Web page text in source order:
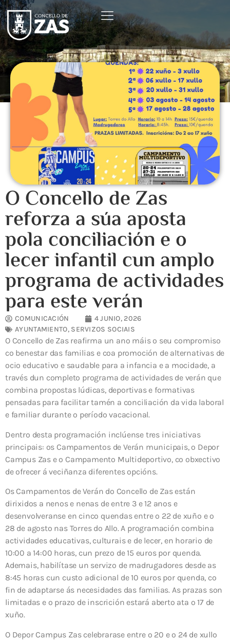
O Concello de Zas
reforza a súa aposta
pola conciliación e o
lecer infantil cun amplo
programa de actividades
para este verán
COMUNICACIÓN
4 JUNIO, 2026
AYUNTAMIENTO, SERVIZOS SOCIAIS
O Concello de Zas reafirma un ano máis o seu compromiso
co benestar das familias e coa promoción de alternativas de
ocio educativo e saudable para a infancia e a mocidade, a
través dun completo programa de actividades de verán que
combina propostas lúdicas, deportivas e formativas
pensadas para facilitar tamén a conciliación da vida laboral
e familiar durante o período vacacional.
Dentro desta programación inclúense tres iniciativas
principais: os Campamentos de Verán municipais, o Depor
Campus Zas e o Campamento Multideportivo, co obxectivo
de ofrecer á veciñanza diferentes opcións.
Os Campamentos de Verán do Concello de Zas están
dirixidos a nenos e nenas de entre 3 e 12 anos e
desenvolveranse en cinco quendas entre o 22 de xuño e o
28 de agosto nas Torres do Allo. A programación combina
actividades educativas, culturais e de lecer, en horario de
10:00 a 14:00 horas, cun prezo de 15 euros por quenda.
Ademais, habilítase un servizo de madrugadores desde as
8:45 horas cun custo adicional de 10 euros por quenda, co
fin de adaptarse ás necesidades das familias. As prazas son
limitadas e o prazo de inscrición estará aberto ata o 17 de
xuño.
O Depor Campus Zas celebrarase entre o 20 e o 24 de xullo